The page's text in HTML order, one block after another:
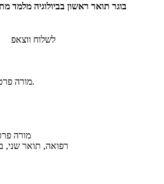
בוגר תואר ראשון בביולוגיה מלמד
לשלוח ווצאפ
מורה
רפואה, תואר שני,